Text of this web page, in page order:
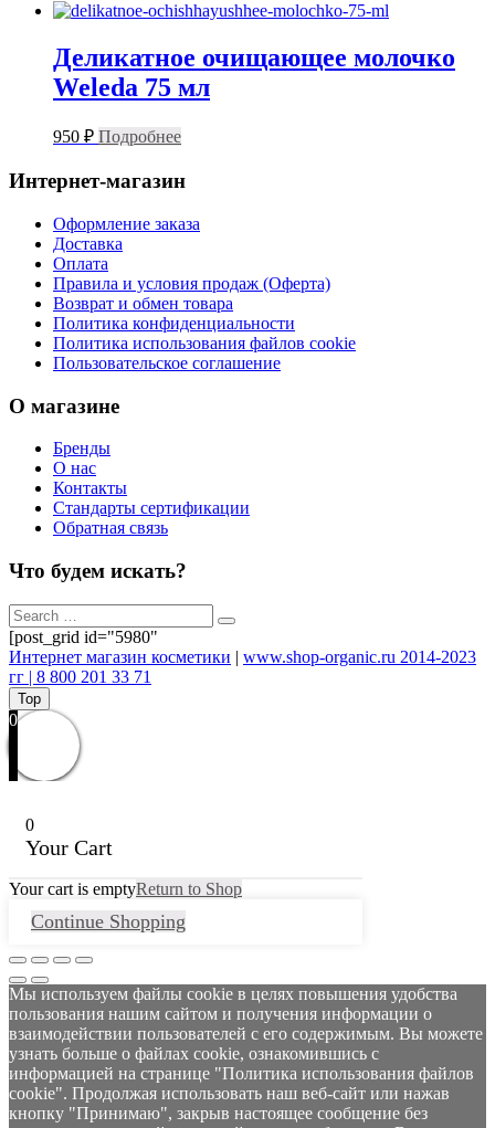
Деликатное очищающее молочко
Weleda 75 мл
950 ₽ Подробнее
Интернет-магазин
Оформление заказа
Доставка
Оплата
Правила и условия продаж (Оферта)
Возврат и обмен товара
Политика конфиденциальности
Политика использования файлов cookie
Пользовательское соглашение
О магазине
Бренды
О нас
Контакты
Стандарты сертификации
Обратная связь
Что будем искать?
[post_grid id="5980"
Интернет магазин косметики | www.shop-organic.ru 2014-2023
гг | 8 800 201 33 71
Top
0
0
Your Cart
Your cart is emptyReturn to Shop
Continue Shopping
Мы используем файлы cookie в целях повышения удобства
пользования нашим сайтом и получения информации о
взаимодействии пользователей с его содержимым. Вы можете
узнать больше о файлах cookie, ознакомившись с
информацией на странице "Политика использования файлов
cookie". Продолжая использовать наш веб-сайт или нажав
кнопку "Принимаю", закрыв настоящее сообщение без